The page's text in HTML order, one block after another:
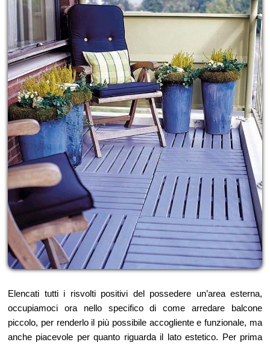
Elencati tutti i risvolti positivi del possedere un’area esterna,
occupiamoci ora nello specifico di come arredare balcone
piccolo, per renderlo il più possibile accogliente e funzionale, ma
anche piacevole per quanto riguarda il lato estetico. Per prima